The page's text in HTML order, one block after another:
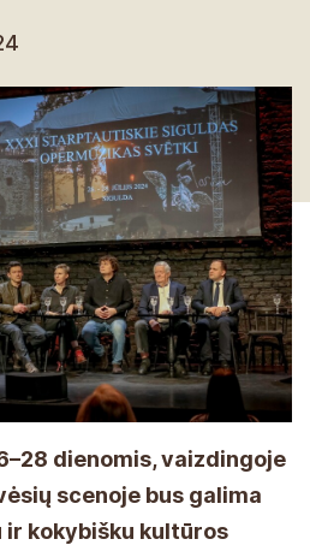
dienomis, vaizdingoje
scenoje bus galima
kokybišku kultūros